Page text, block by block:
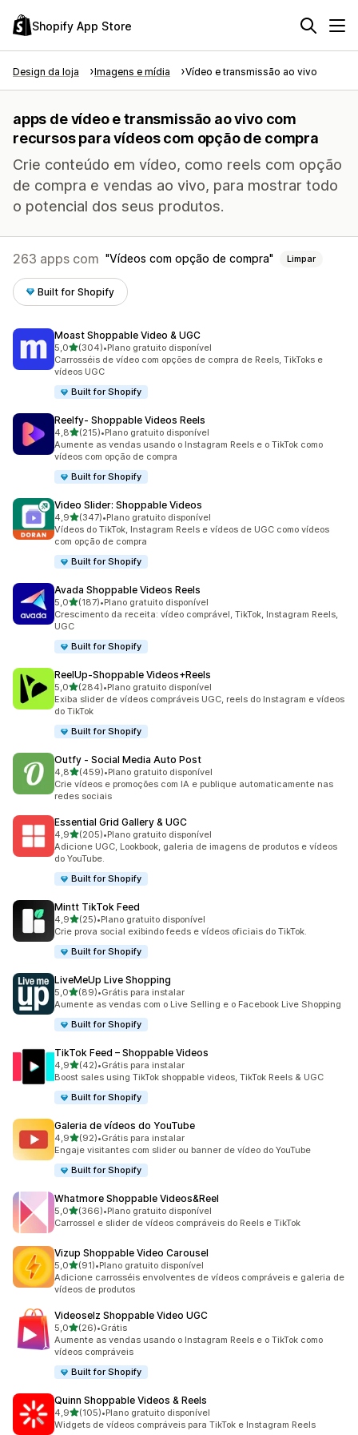
Shopify App Store
Design da loja Imagens e mídia Vídeo e transmissão ao vivo
apps de vídeo e transmissão ao vivo com
recursos para vídeos com opção de compra
Crie conteúdo em vídeo, como reels com opção
de compra e vendas ao vivo, para mostrar todo
o potencial dos seus produtos.
263 apps com Vídeos com opção de compra Limpar
Built for Shopify
Moast Shoppable Video & UGC
5,0de 5 estrelas
(304)
304 avaliações ao todo
•Plano gratuito disponível
Carrosséis de vídeo com opções de compra de Reels, TikToks e
vídeos UGC
Built for Shopify
Reelfy‑ Shoppable Videos Reels
4,8de 5 estrelas
(215)
215 avaliações ao todo
•Plano gratuito disponível
Aumente as vendas usando o Instagram Reels e o TikTok como
vídeos com opção de compra
Built for Shopify
Video Slider: Shoppable Videos
4,9de 5 estrelas
(347)
347 avaliações ao todo
•Plano gratuito disponível
Vídeos do TikTok, Instagram Reels e vídeos de UGC como vídeos
com opção de compra
Built for Shopify
Avada Shoppable Videos Reels
5,0de 5 estrelas
(187)
187 avaliações ao todo
•Plano gratuito disponível
Crescimento da receita: vídeo comprável, TikTok, Instagram Reels,
UGC
Built for Shopify
ReelUp‑Shoppable Videos+Reels
5,0de 5 estrelas
(284)
284 avaliações ao todo
•Plano gratuito disponível
Exiba slider de vídeos compráveis UGC, reels do Instagram e vídeos
do TikTok
Built for Shopify
Outfy ‑ Social Media Auto Post
4,8de 5 estrelas
(459)
459 avaliações ao todo
•Plano gratuito disponível
Crie vídeos e promoções com IA e publique automaticamente nas
redes sociais
Essential Grid Gallery & UGC
4,9de 5 estrelas
(205)
205 avaliações ao todo
•Plano gratuito disponível
Adicione UGC, Lookbook, galeria de imagens de produtos e vídeos
do YouTube.
Built for Shopify
Mintt TikTok Feed
4,9de 5 estrelas
(25)
25 avaliações ao todo
•Plano gratuito disponível
Crie prova social exibindo feeds e vídeos oficiais do TikTok.
Built for Shopify
LiveMeUp Live Shopping
5,0de 5 estrelas
(89)
89 avaliações ao todo
•Grátis para instalar
Aumente as vendas com o Live Selling e o Facebook Live Shopping
Built for Shopify
TikTok Feed – Shoppable Videos
4,9de 5 estrelas
(42)
42 avaliações ao todo
•Grátis para instalar
Boost sales using TikTok shoppable videos, TikTok Reels & UGC
Built for Shopify
Galeria de vídeos do YouTube
4,9de 5 estrelas
(92)
92 avaliações ao todo
•Grátis para instalar
Engaje visitantes com slider ou banner de vídeo do YouTube
Built for Shopify
Whatmore Shoppable Videos&Reel
5,0de 5 estrelas
(366)
366 avaliações ao todo
•Plano gratuito disponível
Carrossel e slider de vídeos compráveis do Reels e TikTok
Vizup Shoppable Video Carousel
5,0de 5 estrelas
(91)
91 avaliações ao todo
•Plano gratuito disponível
Adicione carrosséis envolventes de vídeos compráveis e galeria de
vídeos de produtos
Videoselz Shoppable Video UGC
5,0de 5 estrelas
(26)
26 avaliações ao todo
•Grátis
Aumente as vendas usando o Instagram Reels e o TikTok como
vídeos compráveis
Built for Shopify
Quinn Shoppable Videos & Reels
4,9de 5 estrelas
(105)
105 avaliações ao todo
•Plano gratuito disponível
Widgets de vídeos compráveis para TikTok e Instagram Reels